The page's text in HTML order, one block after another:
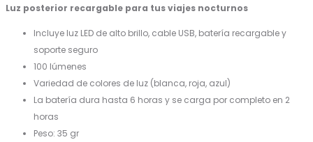
Luz posterior recargable para tus viajes nocturnos
Incluye luz LED de alto brillo, cable USB, batería recargable y
soporte seguro
100 lúmenes
Variedad de colores de luz (blanca, roja, azul)
La batería dura hasta 6 horas y se carga por completo en 2
horas
Peso: 35 gr